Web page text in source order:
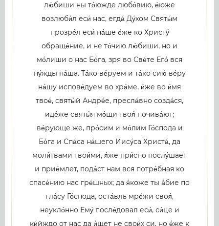
лю́биши ны то́южде любо́вию, е́юже
возлюби́л еси́ нас, егда́ Ду́хом Святы́м
прозре́л еси́ на́ше е́же ко Христу́
обраще́ние, и не то́чию лю́биши, но и
мо́лиши о нас Бо́га, зря во Све́те Его́ вся
ну́жды на́ша. Та́ко ве́руем и та́ко сию́ ве́ру
на́шу испове́дуем во хра́ме, и́же во и́мя
твое́, святы́й Андре́е, пресла́вно созда́ся,
иде́же святы́я мо́щи твоя́ почива́ют;
ве́рующе же, про́сим и мо́лим Го́спода и
Бо́га и Спа́са на́шего Иису́са Христа́, да
моли́твами твои́ми, я́же при́сно послу́шает
и прие́млет, пода́ст нам вся потре́бная ко
спасе́нию нас гре́шных; да я́коже ты а́бие по
гла́су Го́спода, оста́вль мре́жи своя́,
неукло́нно Ему́ после́довал еси́, си́це и
ки́йждо от нас да и́щет не свои́х си, но е́же к